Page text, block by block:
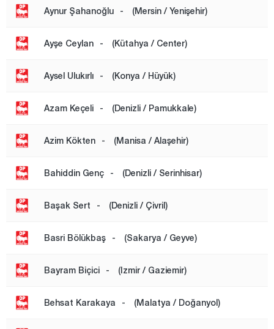
Aynur Şahanoğlu - (Mersin / Yenişehir)
Ayşe Ceylan - (Kütahya / Center)
Aysel Ulukırlı - (Konya / Hüyük)
Azam Keçeli - (Denizli / Pamukkale)
Azim Kökten - (Manisa / Alaşehir)
Bahiddin Genç - (Denizli / Serinhisar)
Başak Sert - (Denizli / Çivril)
Basri Bölükbaş - (Sakarya / Geyve)
Bayram Biçici - (Izmir / Gaziemir)
Behsat Karakaya - (Malatya / Doğanyol)